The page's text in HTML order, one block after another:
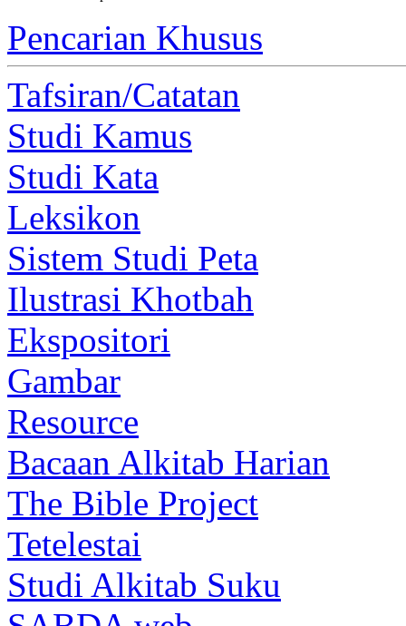
Pencarian Khusus
Tafsiran/Catatan
Studi Kamus
Studi Kata
Leksikon
Sistem Studi Peta
Ilustrasi Khotbah
Ekspositori
Gambar
Resource
Bacaan Alkitab Harian
The Bible Project
Tetelestai
Studi Alkitab Suku